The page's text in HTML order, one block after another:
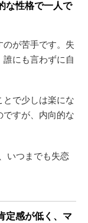
な性格で一人で
が苦手です。失
にも言わずに自
で少しは楽にな
すが、内向的な
いつまでも失恋
定感が低く、マ